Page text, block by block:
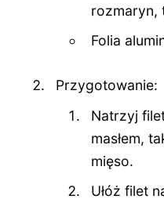
rozmaryn,
Folia
Przygotowanie:
Natrzyj
masłem,
mięso.
Ułóż filet